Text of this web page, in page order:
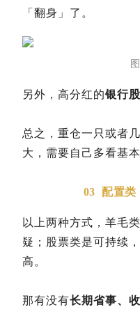
「翻身」了。
另外，高分红的银行股
总之，重仓一只或者
大，需要自己多看基
03 配置类
以上两种方式，羊毛
疑；股票类是可持续
高。
那有没有长期省事、